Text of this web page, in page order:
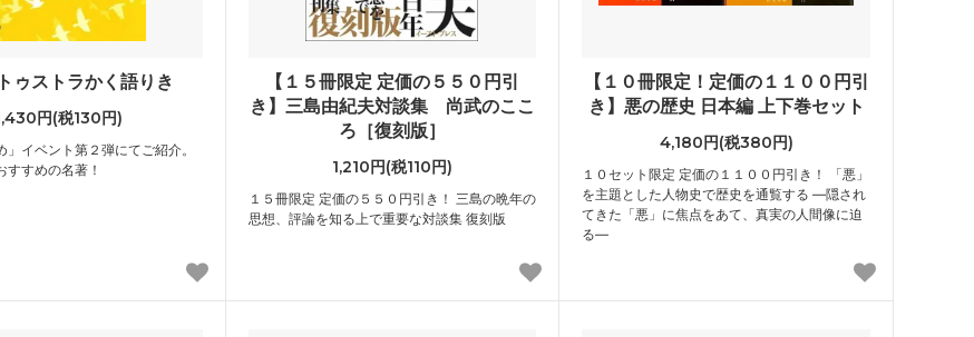
ゥストラかく語りき
円(税130円)
」イベント第２弾にてご紹介。
すすめの名著！
【１５冊限定 定価の５５０円引
き】三島由紀夫対談集 尚武のここ
ろ［復刻版］
1,210円(税110円)
１５冊限定 定価の５５０円引き！ 三島の晩年の
思想、評論を知る上で重要な対談集 復刻版
【１０冊限定！定価の１１００円引
き】悪の歴史 日本編 上下巻セット
4,180円(税380円)
１０セット限定 定価の１１００円引き！ 「悪」
を主題とした人物史で歴史を通覧する ―隠され
てきた「悪」に焦点をあて、真実の人間像に迫
る―